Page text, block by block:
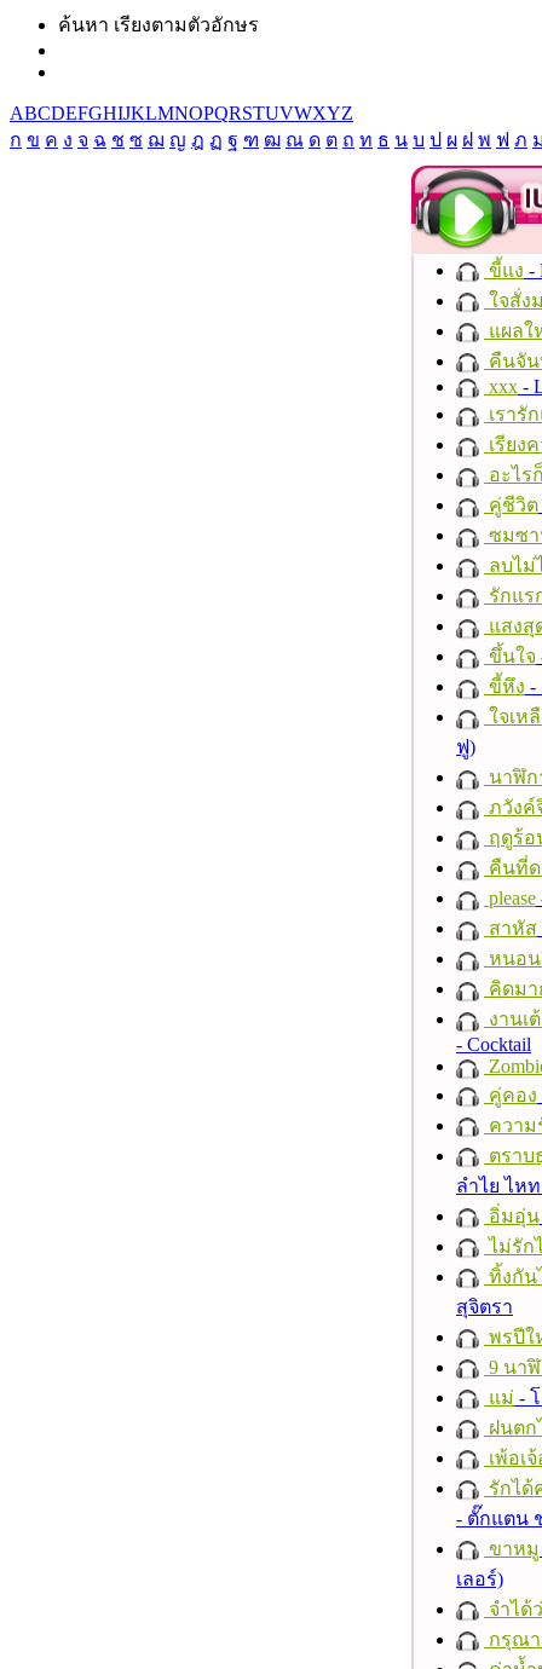
ค้นหา เรียงตามตัวอักษร
ABCDEFGHIJKLMNOPQRSTUVWXYZ
ก ข ค ง จ ฉ ช ซ ฌ ญ ฎ ฏ ฐ ฑ ฒ ณ ด ต ถ ท ธ น บ ป ผ ฝ พ ฟ ภ
ขี้แง -
ใจสั่ง
แผลใ
คืนจั
xxx -
เรารั
เรียง
อะไร
คู่ชีวิต
ซมซ
ลบไม่
รักแร
แสงสุ
ขึ้นใจ
ขี้หึง -
ใจเห
ฟู)
นาฬิก
ภวังค์
ฤดูร้อ
คืนที่ด
please
สาหัส
หนอน
คิดมา
งานเ
- Cocktail
คู่คอง
ความ
ตราบ
ลำไย ไห
อิ่มอุ่น
ไม่รัก
ทิ้งกัน
สุจิตรา
พรปีใ
9 นา
แม่ -
ฝนตก
เพ้อเ
รักได้
- ตั๊กแตน
ขาหมู
เลอร์)
จำได้
กรุณา